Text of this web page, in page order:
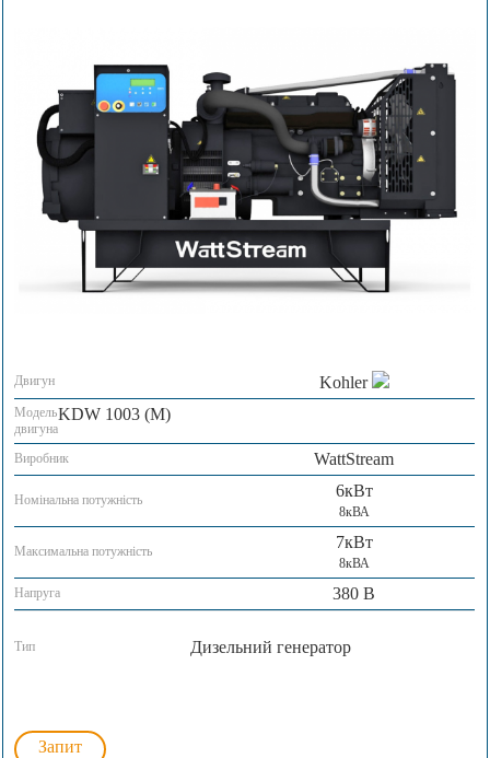
Двигун Kohler
Модель
двигуна
KDW 1003 (M)
Виробник WattStream
Номінальна потужність 6кВт
8кВА
Максимальна потужність 7кВт
8кВА
Напруга
380 В
Тип Дизельний генератор
Запит